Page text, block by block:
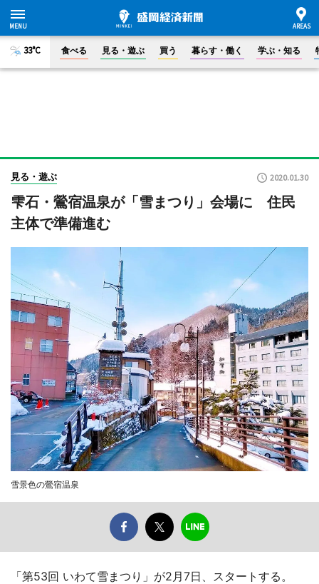
33°C 食べる 見る・遊ぶ 買う 暮らす・働く 学ぶ・知る
見る・遊ぶ 2020.01.30
雫石・鶯宿温泉が「雪まつり」会場に 住民
主体で準備進む
雪景色の鶯宿温泉
「第53回 いわて雪まつり」が2月7日、スタートする。